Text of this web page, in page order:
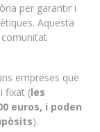
per garantir i
Aquesta
comunitat
empreses que
fixat (les
euros, i poden
).